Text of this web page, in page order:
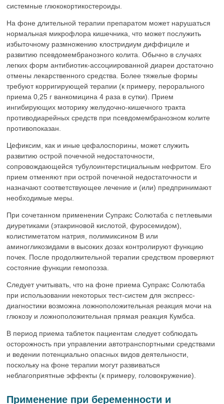
системные глюкокортикостероиды.
На фоне длительной терапии препаратом может нарушаться
нормальная микрофлора кишечника, что может послужить
избыточному размножению клостридиум диффициле и
развитию псевдомембранозного колита. Обычно в случаях
легких форм антибиотик-ассоциированной диареи достаточно
отмены лекарственного средства. Более тяжелые формы
требуют корригирующей терапии (к примеру, перорального
приема 0,25 г ванкомицина 4 раза в сутки). Прием
ингибирующих моторику желудочно-кишечного тракта
противодиарейных средств при псевдомембранозном колите
противопоказан.
Цефиксим, как и иные цефалоспорины, может служить
развитию острой почечной недостаточности,
сопровождающейся тубулоинтерстициальным нефритом. Его
прием отменяют при острой почечной недостаточности и
назначают соответствующее лечение и (или) предпринимают
необходимые меры.
При сочетанном применении Супракс Солютаба с петлевыми
диуретиками (этакриновой кислотой, фуросемидом),
колистиметатом натрия, полимиксином В или
аминогликозидами в высоких дозах контролируют функцию
почек. После продолжительной терапии средством проверяют
состояние функции гемопоэза.
Следует учитывать, что на фоне приема Супракс Солютаба
при использовании некоторых тест-систем для экспресс-
диагностики возможна ложноположительная реакция мочи на
глюкозу и ложноположительная прямая реакция Кумбса.
В период приема таблеток пациентам следует соблюдать
осторожность при управлении автотранспортными средствами
и ведении потенциально опасных видов деятельности,
поскольку на фоне терапии могут развиваться
неблагоприятные эффекты (к примеру, головокружение).
Применение при беременности и